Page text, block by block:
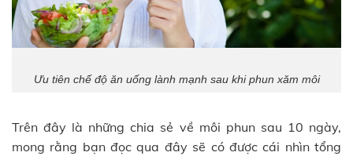
Ưu tiên chế độ ăn uống lành mạnh sau khi phun xăm môi
Trên đây là những chia sẻ về môi phun sau 10 ngày,
mong rằng bạn đọc qua đây sẽ có được cái nhìn tổng